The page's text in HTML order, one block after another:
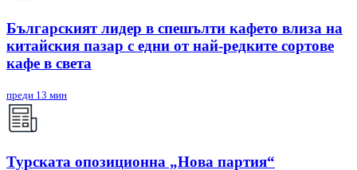
Българският лидер в спешълти кафето влиза на
китайския пазар с едни от най-редките сортове
кафе в света
преди 13 мин
Турската опозиционна „Нова партия“